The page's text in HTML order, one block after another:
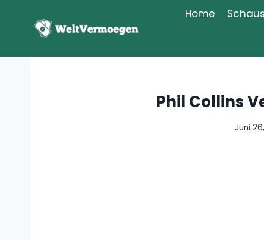
springen
Home
Phil Collins
Juni